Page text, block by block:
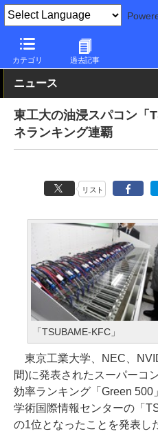
カテゴリ 過去記事
PC Watch 市場 スパコン
ニュース
東工大の油浸スパコン「
ネランキング連覇
リスト
「TSUBAME-KFC」
東京工業大学、NEC、
間)に発表されたスーパーコ
効率ランキング「Green 500
学術国際情報センターの「
の1位となったことを発表し